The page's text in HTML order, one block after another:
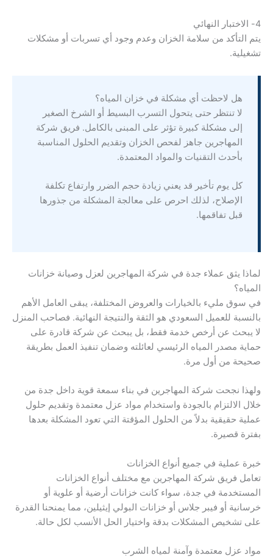
4- الاختبار النهائي
يتم التأكد من سلامة الخزان وعدم وجود أي تسربات أو مشكلات
تشغيلية.
هل لاحظت أي مشكلة في خزان المياه؟
لا تنتظر حتى يتحول التسرب البسيط أو الشرخ الصغير
إلى مشكلة كبيرة تؤثر على المبنى بالكامل. فريق شركة
المهاجرين جاهز لفحص الخزان وتقديم الحلول المناسبة
بأحدث التقنيات والمواد المعتمدة.
كل يوم تأخير قد يعني زيادة حجم الضرر وارتفاع تكلفة
الإصلاح، لذلك احرص على معالجة المشكلة من جذورها
قبل تفاقمها.
لماذا يثق عملاء جدة في شركة المهاجرين لعزل وصيانة خزانات
المياه؟
في سوق مليء بالخيارات والعروض المختلفة، يبقى العامل الأهم
بالنسبة للعميل السعودي هو الثقة والنتيجة النهائية. فصاحب المنزل
لا يبحث عن أرخص خدمة فقط، بل يبحث عن شركة قادرة على
حماية مصدر المياه الرئيسي لعائلته وضمان تنفيذ العمل بطريقة
صحيحة من أول مرة.
ولهذا نجحت شركة المهاجرين في بناء سمعة قوية داخل جدة من
خلال الالتزام بالجودة واستخدام مواد عزل معتمدة وتقديم حلول
عملية حقيقية بدلاً من الحلول المؤقتة التي تعود المشكلة بعدها
بفترة قصيرة.
خبرة عملية في جميع أنواع الخزانات
تعامل فريق شركة المهاجرين مع مختلف أنواع الخزانات
المستخدمة في جدة، سواء كانت خزانات أرضية أو علوية أو
خرسانية أو فيبر جلاس أو خزانات البولي إيثيلين، مما يمنحنا القدرة
على تشخيص المشكلات بدقة واختيار الحل الأنسب لكل حالة.
مواد عزل معتمدة وآمنة لمياه الشرب